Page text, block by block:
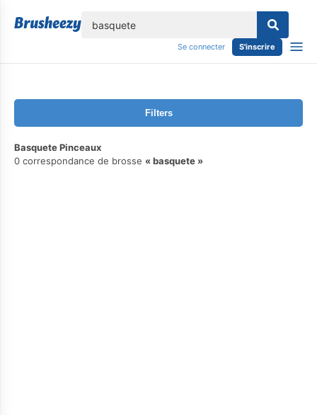
Se connecter S'inscrire
Filters
Basquete Pinceaux
0 correspondance de brosse
basquete